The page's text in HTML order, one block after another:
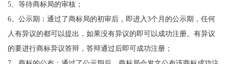
5、等待商标局的审核；
6、公示期：通过了商标局的初审后，即进入3个月的公示期，任何
人有异议的都可以提出，如果没有异议的即可以成功注册。有异议
的要进行商标异议答辩，答辩通过后即可成功注册；